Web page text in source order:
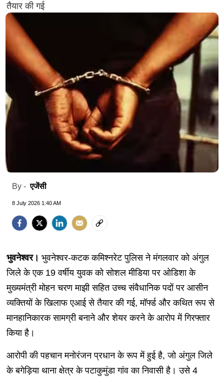
तैयार की गई
By -एजेंसी
8 July 2026 1:40 AM
भुवनेश्वर। भुवनेश्वर-कटक कमिश्नरेट पुलिस ने मंगलवार को अंगुल
जिले के एक 19 वर्षीय युवक को सोशल मीडिया पर ओडिशा के
मुख्यमंत्री मोहन चरण माझी सहित उच्च संवैधानिक पदों पर आसीन
व्यक्तियों के खिलाफ एआई से तैयार की गई, मॉर्फ्ड और कथित रूप से
मानहानिकारक सामग्री बनाने और शेयर करने के आरोप में गिरफ्तार
किया है।
आरोपी की पहचान मनोरंजन प्रधान के रूप में हुई है, जो अंगुल जिले
के बगेड़िया थाना क्षेत्र के पटाकुमुंडा गांव का निवासी है। उसे 4